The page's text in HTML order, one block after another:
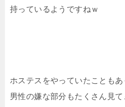
持っているようですねｗ
ホステスをやっていたこともあ
男性の嫌な部分もたくさん見て